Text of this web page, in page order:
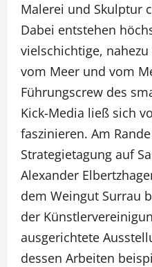
Malerei und Skulptur
Dabei entstehen
vielschichtige,
vom Meer und vom
Führungscrew des
Kick-Media ließ sich
faszinieren. Am
Strategietagung auf
Alexander
dem Weingut Surrau
der
ausgerichtete
dessen Arbeiten